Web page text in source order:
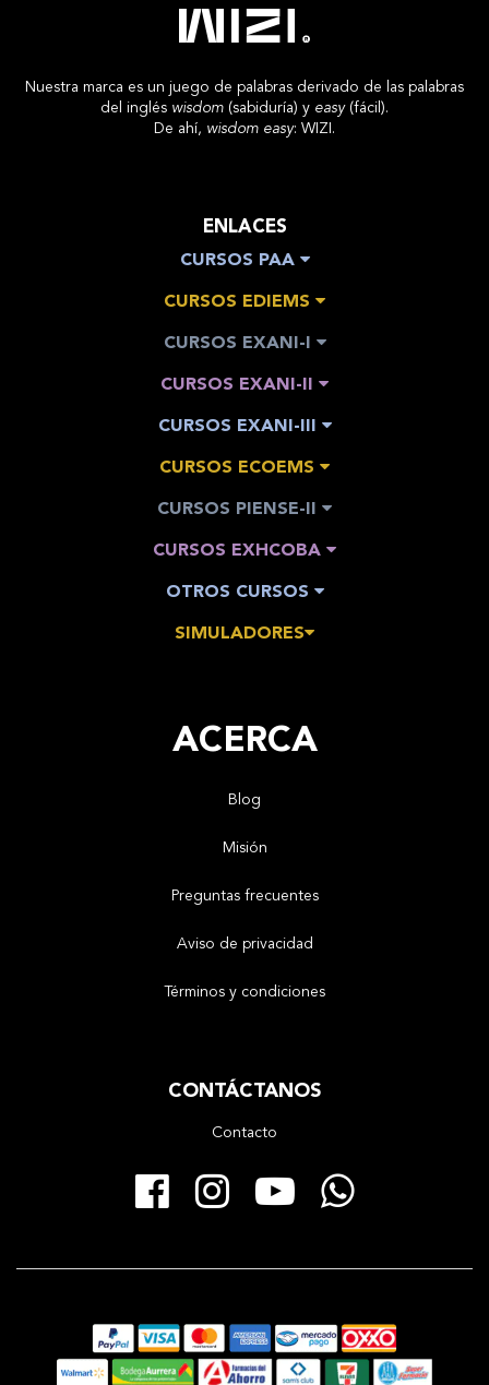
Nuestra marca es un juego de palabras derivado de las palabras
del inglés wisdom (sabiduría) y easy(fácil).
De ahí, wisdom easy: WIZI.
ENLACES
CURSOS PAA
CURSOS EDIEMS
CURSOS EXANI-I
CURSOS EXANI-II
CURSOS EXANI-III
CURSOS ECOEMS
CURSOS PIENSE-II
CURSOS EXHCOBA
OTROS CURSOS
SIMULADORES
ACERCA
Blog
Misión
Preguntas frecuentes
Aviso de privacidad
Términos y condiciones
CONTÁCTANOS
Contacto
Facebook
Instagram
YouTube